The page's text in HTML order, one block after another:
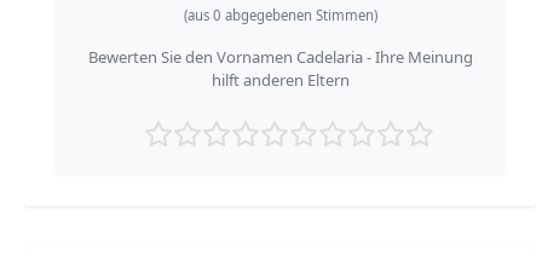
(aus 0 abgegebenen Stimmen)
Bewerten Sie den Vornamen Cadelaria - Ihre Meinung
hilft anderen Eltern